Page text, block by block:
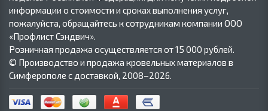
информации о стоимости и сроках выполнения услуг,
пожалуйста, обращайтесь к сотрудникам компании ООО
«Профлист Сэндвич».
Розничная продажа осуществляется от 15 000 рублей.
© Производство и продажа кровельных материалов в
Симферополе с доставкой, 2008–2026.